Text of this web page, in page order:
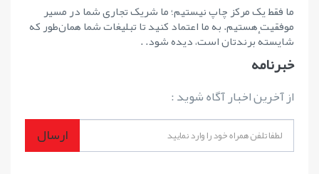
ما فقط یک مرکز چاپ نیستیم؛ ما شریک تجاری شما در مسیر
موفقیت هستیم. به ما اعتماد کنید تا تبلیغات شما همان‌طور که
شایستهٔ برندتان است، دیده شود. .
خبرنامه
از آخرین اخبار آگاه شوید :
ارسال